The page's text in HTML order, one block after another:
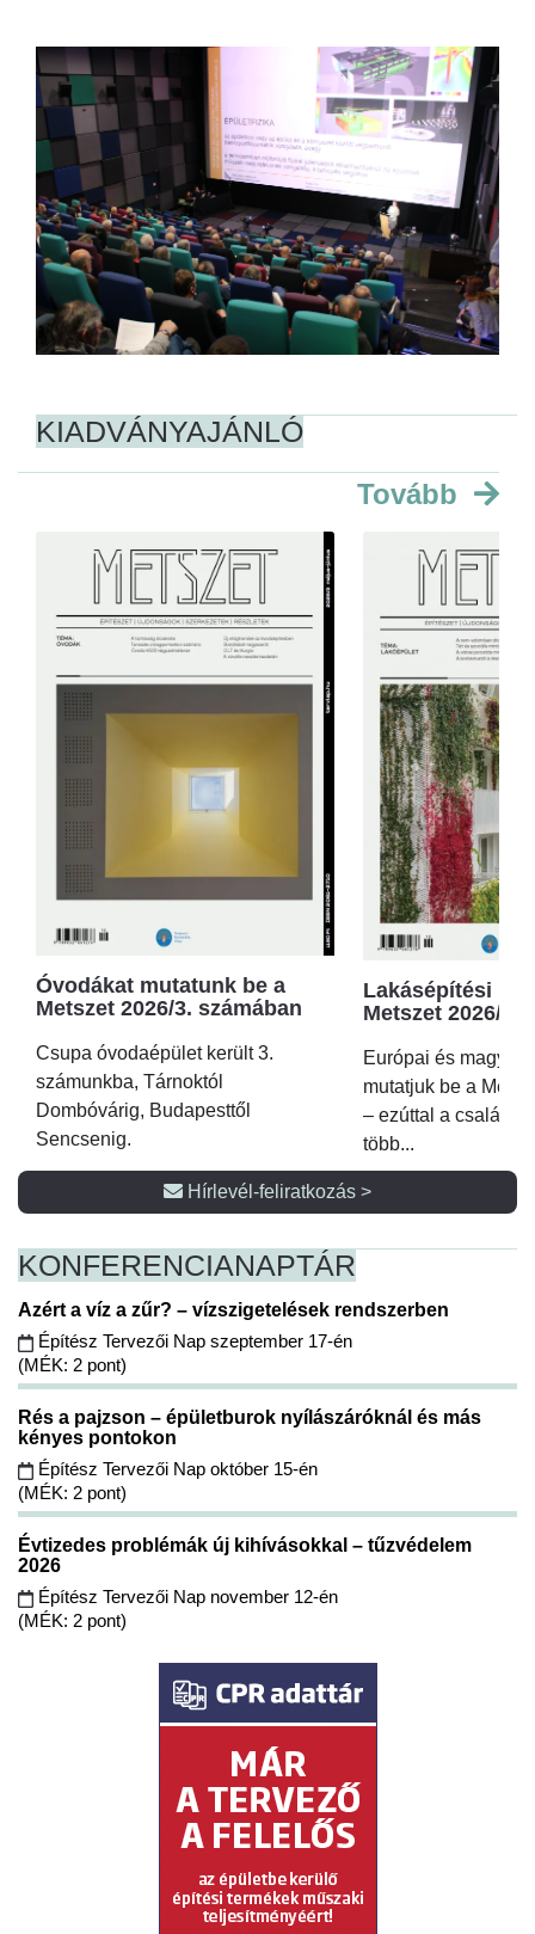
KIADVÁNYAJÁNLÓ
Tovább
Óvodákat mutatunk be a
Metszet 2026/3. számában
Csupa óvodaépület került 3.
számunkba, Tárnoktól
Dombóvárig, Budapesttől
Sencsenig.
Lakásépítési
Metszet 2026/2.
Európai és magyar
mutatjuk be a
– ezúttal a családi
több...
Hírlevél-feliratkozás >
KONFERENCIANAPTÁR
Azért a víz a zűr? – vízszigetelések rendszerben
Építész Tervezői Nap szeptember 17-én
(MÉK: 2 pont)
Rés a pajzson – épületburok nyílászáróknál és más
kényes pontokon
Építész Tervezői Nap október 15-én
(MÉK: 2 pont)
Évtizedes problémák új kihívásokkal – tűzvédelem
2026
Építész Tervezői Nap november 12-én
(MÉK: 2 pont)